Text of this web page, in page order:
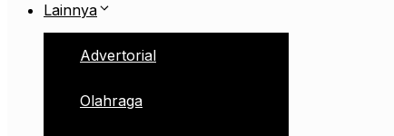
Lainnya
Advertorial
Olahraga